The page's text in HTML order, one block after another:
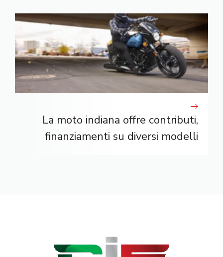
La moto indiana offre contributi,
finanziamenti su diversi modelli